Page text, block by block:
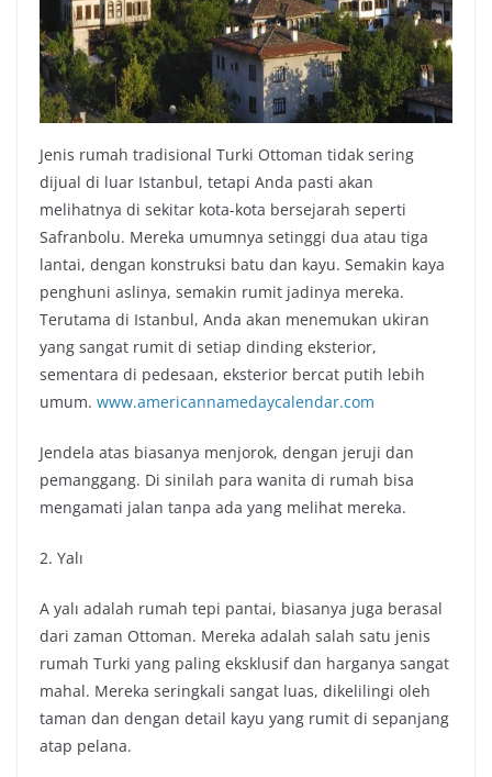
Jenis rumah tradisional Turki Ottoman tidak sering
dijual di luar Istanbul, tetapi Anda pasti akan
melihatnya di sekitar kota-kota bersejarah seperti
Safranbolu. Mereka umumnya setinggi dua atau tiga
lantai, dengan konstruksi batu dan kayu. Semakin kaya
penghuni aslinya, semakin rumit jadinya mereka.
Terutama di Istanbul, Anda akan menemukan ukiran
yang sangat rumit di setiap dinding eksterior,
sementara di pedesaan, eksterior bercat putih lebih
umum. www.americannamedaycalendar.com
Jendela atas biasanya menjorok, dengan jeruji dan
pemanggang. Di sinilah para wanita di rumah bisa
mengamati jalan tanpa ada yang melihat mereka.
2. Yalı
A yalı adalah rumah tepi pantai, biasanya juga berasal
dari zaman Ottoman. Mereka adalah salah satu jenis
rumah Turki yang paling eksklusif dan harganya sangat
mahal. Mereka seringkali sangat luas, dikelilingi oleh
taman dan dengan detail kayu yang rumit di sepanjang
atap pelana.